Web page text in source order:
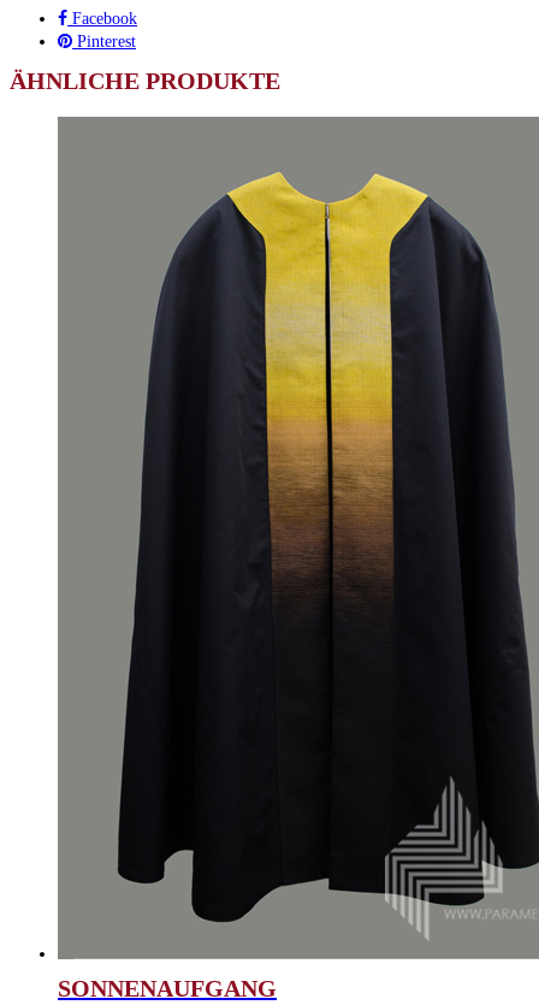
Facebook
Pinterest
ÄHNLICHE PRODUKTE
SONNENAUFGANG